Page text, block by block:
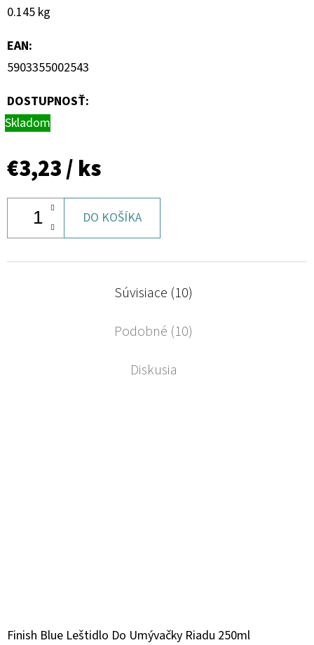
0.145 kg
EAN:
5903355002543
DOSTUPNOSŤ:
Skladom
€3,23/ ks
DO KOŠÍKA
Súvisiace (10)
Podobné (10)
Diskusia
Finish Blue Leštidlo Do Umývačky Riadu 250ml